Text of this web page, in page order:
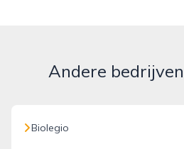
Andere
Biolegio